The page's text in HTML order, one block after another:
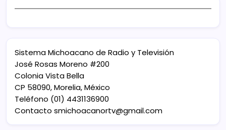
Sistema Michoacano de Radio y Televisión
José Rosas Moreno #200
Colonia Vista Bella
CP 58090, Morelia, México
Teléfono (01) 4431136900
Contacto smichoacanortv@gmail.com